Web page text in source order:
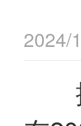
2024/